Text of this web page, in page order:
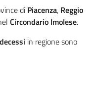
di Piacenza, Reggio
Circondario Imolese.
decessi in regione sono